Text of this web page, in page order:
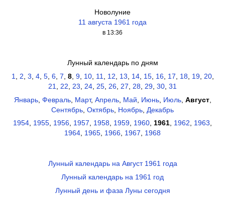
Новолуние
11 августа 1961 года
в 13:36
Лунный календарь по дням
1
2 3 4, 5, 6, 7 8, 9, 10, 11 12 13 14, 15, 16, 17 18 19, 20,
21
22 23 24 25 26 27 28 29 30 31
Январь, Февраль, Март, Апрель, Май Июнь, Июль, Август,
Сентябрь Октябрь Ноябрь Декабрь
1954, 1955, 1956, 1957, 1958, 1959, 1960, 1961, 1962, 1963,
1964, 1965, 1966, 1967, 1968
Лунный календарь на Август 1961 года
Лунный календарь на 1961 год
Лунный день и фаза Луны сегодня